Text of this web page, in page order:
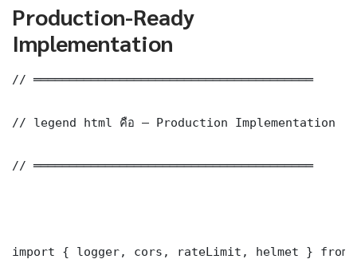
Production-Ready
Implementation
// ═══════════════════════════════════════
// legend html คือ — Production Implementation
// ═══════════════════════════════════════
import { logger, cors, rateLimit, helmet } from